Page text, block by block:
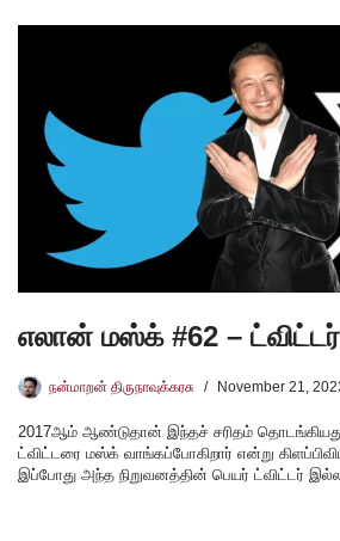
எலான் மஸ்க் #62 – ட்விட்டர்
நன்மாறன் திருநாவுக்கரசு November 21,
2017ஆம் ஆண்டுதான் இந்தச் சரிதம்
ட்விட்டரை மஸ்க் வாங்கப்போகிறார் என்று
இப்போது அந்த நிறுவனத்தின் பெயர் ட்விட்டர்